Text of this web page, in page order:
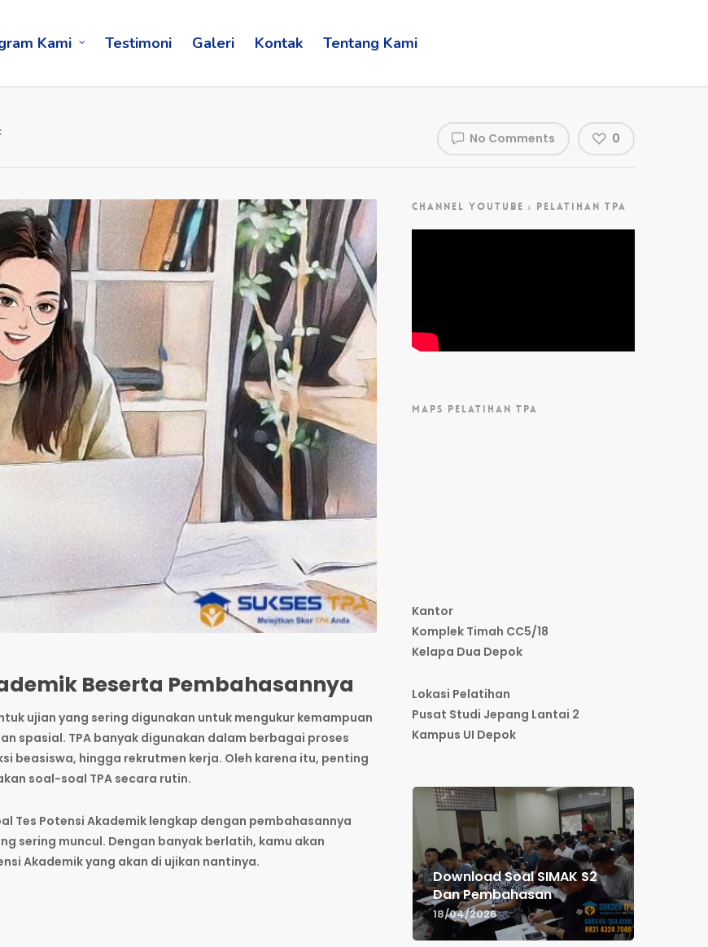
Kami Testimoni Galeri Kontak Tentang Kami
No Comments 0
Beserta Pembahasannya
ujian yang sering digunakan untuk mengukur kemampuan
spasial. TPA banyak digunakan dalam berbagai proses
beasiswa, hingga rekrutmen kerja. Oleh karena itu, penting
soal-soal TPA secara rutin.
Tes Potensi Akademik lengkap dengan pembahasannya
sering muncul. Dengan banyak berlatih, kamu akan
Akademik yang akan di ujikan nantinya.
CHANNEL YOUTUBE : PELATIHAN TPA
MAPS PELATIHAN TPA
Kantor
Komplek Timah CC5/18
Kelapa Dua Depok
Lokasi Pelatihan
Pusat Studi Jepang Lantai 2
Kampus UI Depok
Download Soal SIMAK S2
Dan Pembahasan
18/04/2026